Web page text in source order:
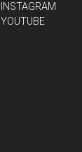
INSTAGRAM
YOUTUBE